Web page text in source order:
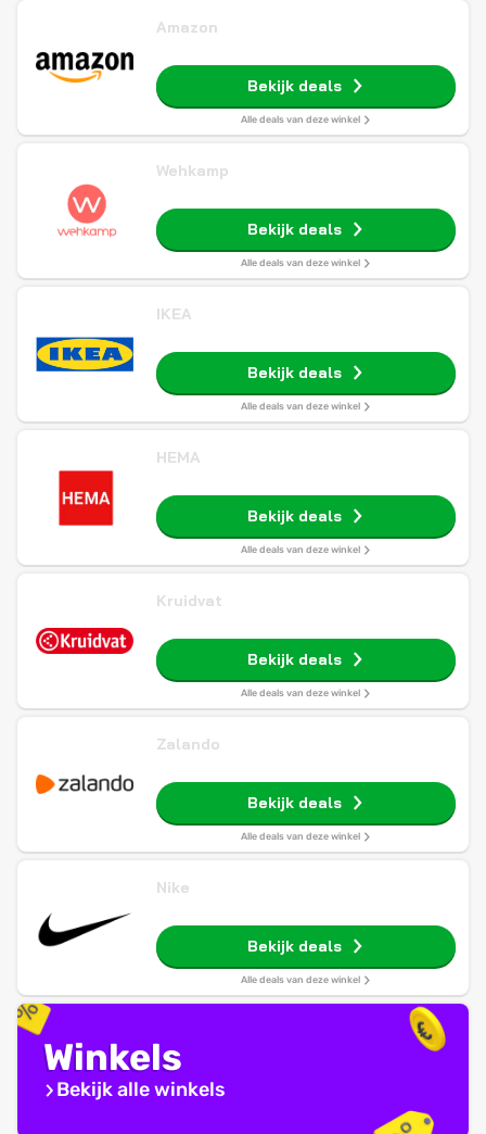
Amazon
Bekijk deals
Alle deals van deze winkel
Wehkamp
Bekijk deals
Alle deals van deze winkel
IKEA
Bekijk deals
Alle deals van deze winkel
HEMA
Bekijk deals
Alle deals van deze winkel
Kruidvat
Bekijk deals
Alle deals van deze winkel
Zalando
Bekijk deals
Alle deals van deze winkel
Nike
Bekijk deals
Alle deals van deze winkel
Winkels
Bekijk alle winkels